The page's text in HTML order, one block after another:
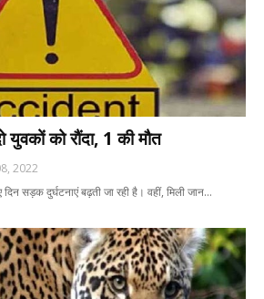
युवकों को रौंदा, 1 की मौत
2022
सड़क दुर्घटनाएं बढ़ती जा रही है। वहीं, मिली जान…